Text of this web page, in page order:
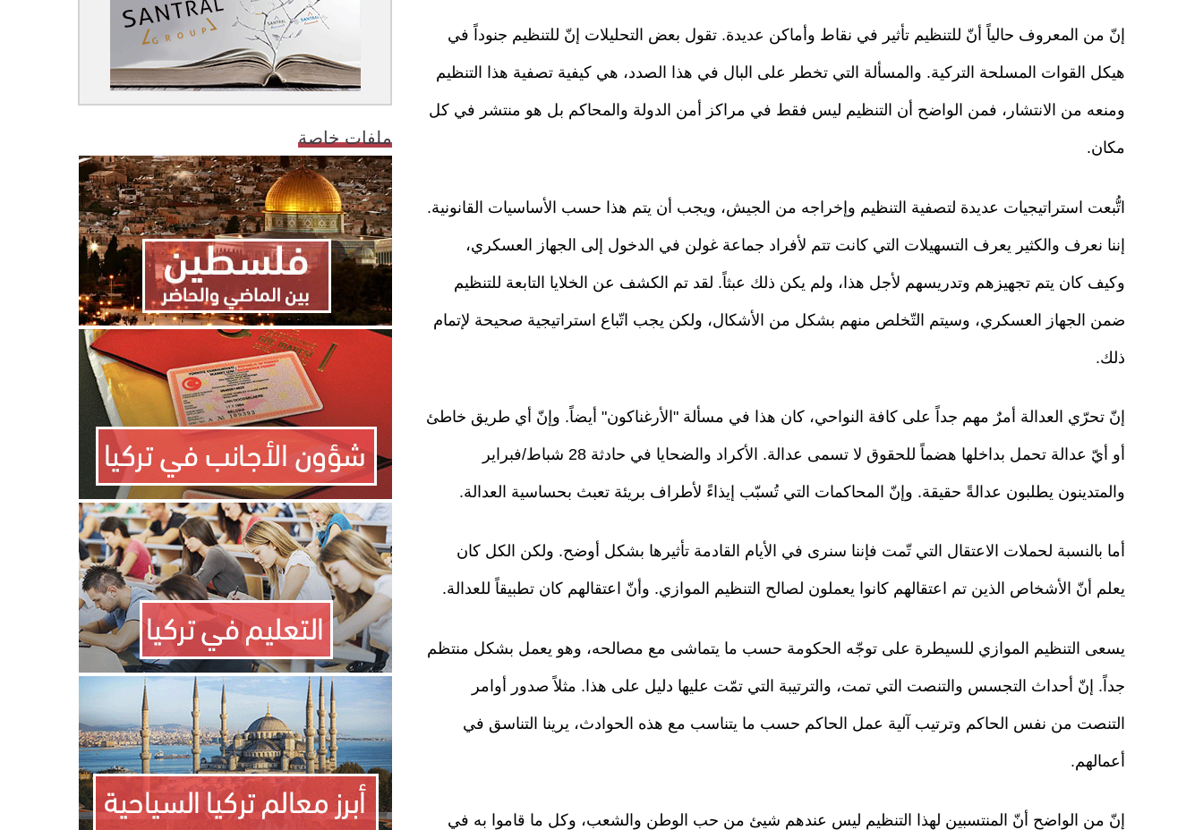
إنّ من المعروف حالياً أنّ للتنظيم تأثير في نقاط وأماكن عديدة. تقول بعض التحليلات إنّ للتنظيم جنوداً في
هيكل القوات المسلحة التركية. والمسألة التي تخطر على البال في هذا الصدد، هي كيفية تصفية هذا التنظيم
ومنعه من الانتشار، فمن الواضح أن التنظيم ليس فقط في مراكز أمن الدولة والمحاكم بل هو منتشر في كل
مكان.
اتُّبعت استراتيجيات عديدة لتصفية التنظيم وإخراجه من الجيش، ويجب أن يتم هذا حسب الأساسيات القانونية.
إننا نعرف والكثير يعرف التسهيلات التي كانت تتم لأفراد جماعة غولن في الدخول إلى الجهاز العسكري،
وكيف كان يتم تجهيزهم وتدريسهم لأجل هذا، ولم يكن ذلك عبثاً. لقد تم الكشف عن الخلايا التابعة للتنظيم
ضمن الجهاز العسكري، وسيتم التّخلص منهم بشكل من الأشكال، ولكن يجب اتّباع استراتيجية صحيحة لإتمام
ذلك.
إنّ تحرّي العدالة أمرٌ مهم جداً على كافة النواحي، كان هذا في مسألة "الأرغناكون" أيضاً. وإنّ أي طريق خاطئ
أو أيّ عدالة تحمل بداخلها هضماً للحقوق لا تسمى عدالة. الأكراد والضحايا في حادثة 28 شباط/فبراير
والمتدينون يطلبون عدالةً حقيقة. وإنّ المحاكمات التي تُسبّب إيذاءً لأطراف بريئة تعبث بحساسية العدالة.
أما بالنسبة لحملات الاعتقال التي تّمت فإننا سنرى في الأيام القادمة تأثيرها بشكل أوضح. ولكن الكل كان
يعلم أنّ الأشخاص الذين تم اعتقالهم كانوا يعملون لصالح التنظيم الموازي. وأنّ اعتقالهم كان تطبيقاً للعدالة.
يسعى التنظيم الموازي للسيطرة على توجّه الحكومة حسب ما يتماشى مع مصالحه، وهو يعمل بشكل منتظم
جداً. إنّ أحداث التجسس والتنصت التي تمت، والترتيبة التي تمّت عليها دليل على هذا. مثلاً صدور أوامر
التنصت من نفس الحاكم وترتيب آلية عمل الحاكم حسب ما يتناسب مع هذه الحوادث، يرينا التناسق في
أعمالهم.
إنّ من الواضح أنّ المنتسبين لهذا التنظيم ليس عندهم شيئ من حب الوطن والشعب، وكل ما قاموا به في
ملفات خاصة